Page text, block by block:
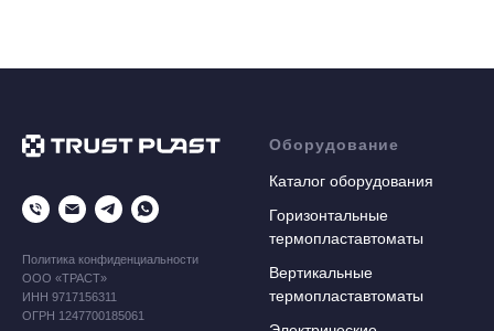
Политика конфиденциальности
ООО «ТРАСТ»
ИНН 9717156311
ОГРН 1247700185061
Оборудование
Каталог оборудования
Горизонтальные
термопластавтоматы
Вертикальные
термопластавтоматы